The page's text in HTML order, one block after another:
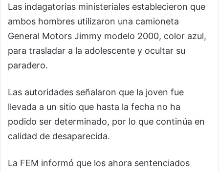
Las indagatorias ministeriales establecieron que
ambos hombres utilizaron una camioneta
General Motors Jimmy modelo 2000, color azul,
para trasladar a la adolescente y ocultar su
paradero.
Las autoridades señalaron que la joven fue
llevada a un sitio que hasta la fecha no ha
podido ser determinado, por lo que continúa en
calidad de desaparecida.
La FEM informó que los ahora sentenciados